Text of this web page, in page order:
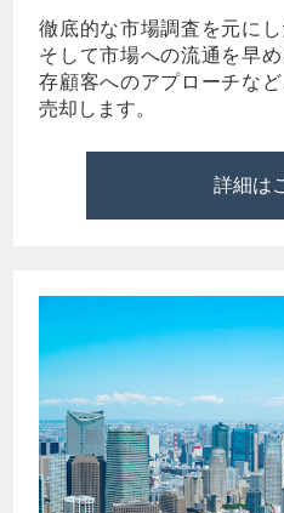
徹底的な市場調査を元に
そして市場への流通を早
存顧客へのアプローチな
売却します。
詳細は